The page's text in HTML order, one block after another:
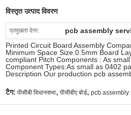
विस्तृत उत्पाद विवरण
प्रमुखता देना: pcb assembly
Printed Circuit Board Assembly
Minimum Space Size:0.5mm Board
compliant Pitch Components : As
Component Types:As small as 0402
Description Our production pcb
टैग: पीसीबी विधानसभा, पीसीबीए बोर्ड, pcb assembly